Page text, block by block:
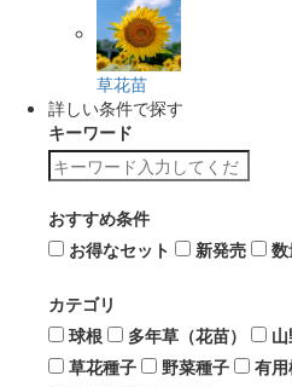
草花苗
詳しい条件で探す
キーワード
おすすめ条件
お得なセット
新発売
カテゴリ
球根
多年草（花苗）
草花種子
野菜種子
有